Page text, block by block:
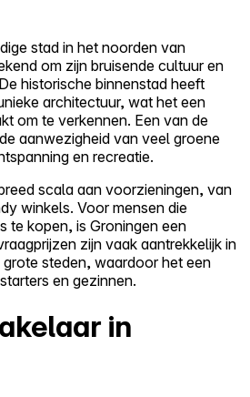
stad in het noorden van
om zijn bruisende cultuur en
historische binnenstad heeft
architectuur, wat het een
om te verkennen. Een van de
aanwezigheid van veel groene
en recreatie.
scala aan voorzieningen, van
winkels. Voor mensen die
te kopen, is Groningen een
zijn vaak aantrekkelijk in
steden, waardoor het een
en gezinnen.
in